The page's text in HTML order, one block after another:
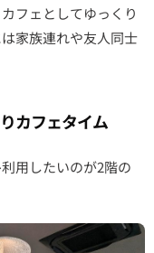
フェとしてゆっくり
家族連れや友人同士
カフェタイム
用したいのが2階の